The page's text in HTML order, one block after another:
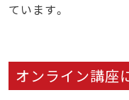
ています。
オンライン講座